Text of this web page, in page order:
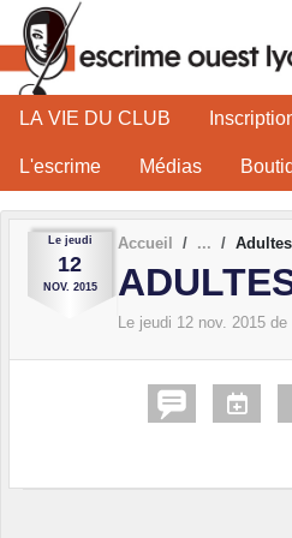
LA VIE DU CLUB
L'escrime Médias
Le jeudi
12
NOV. 2015
Accueil
Le jeudi 12 nov. 2015 de
Panneau de gestion des cookies